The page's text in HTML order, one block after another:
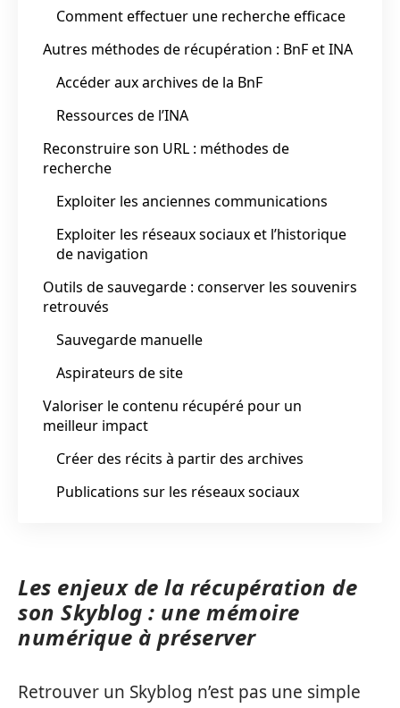
Comment effectuer une recherche efficace
Autres méthodes de récupération : BnF et INA
Accéder aux archives de la BnF
Ressources de l’INA
Reconstruire son URL : méthodes de
recherche
Exploiter les anciennes communications
Exploiter les réseaux sociaux et l’historique
de navigation
Outils de sauvegarde : conserver les souvenirs
retrouvés
Sauvegarde manuelle
Aspirateurs de site
Valoriser le contenu récupéré pour un
meilleur impact
Créer des récits à partir des archives
Publications sur les réseaux sociaux
Les enjeux de la récupération de
son Skyblog : une mémoire
numérique à préserver
Retrouver un Skyblog n’est pas une simple